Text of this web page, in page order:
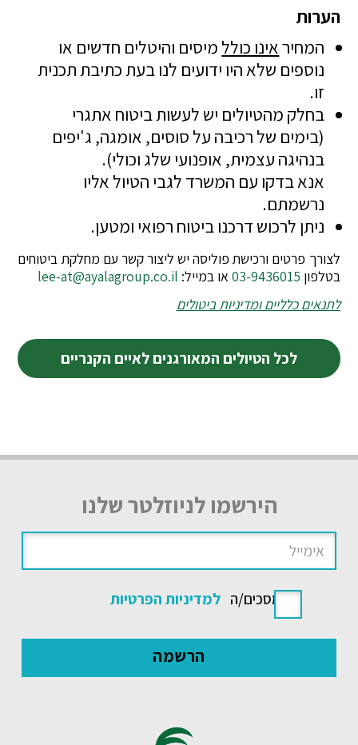
הערות
המחיראינו כולל מיסים והיטלים חדשים או
נוספים שלא היו ידועים לנו בעת כתיבת תכנית
זו.
בחלק מהטיולים יש לעשות ביטוח אתגרי
(בימים של רכיבה על סוסים, אומגה, ג'יפים
בנהיגה עצמית, אופנועי שלג וכולי).
אנא בדקו עם המשרד לגבי הטיול אליו
נרשמתם.
ניתן לרכוש דרכנו ביטוח רפואי ומטען.
לצורך פרטים ורכישת פוליסה יש ליצור קשר עם מחלקת ביטוחים
בטלפון 03-9436015 או במייל: lee-at@ayalagroup.co.il
לתנאים כלליים ומדיניות ביטולים
לכל הטיולים המאורגנים לאיים הקנריים
הירשמו לניוזלטר שלנו
אני מסכים/ה למדיניות הפרטיות